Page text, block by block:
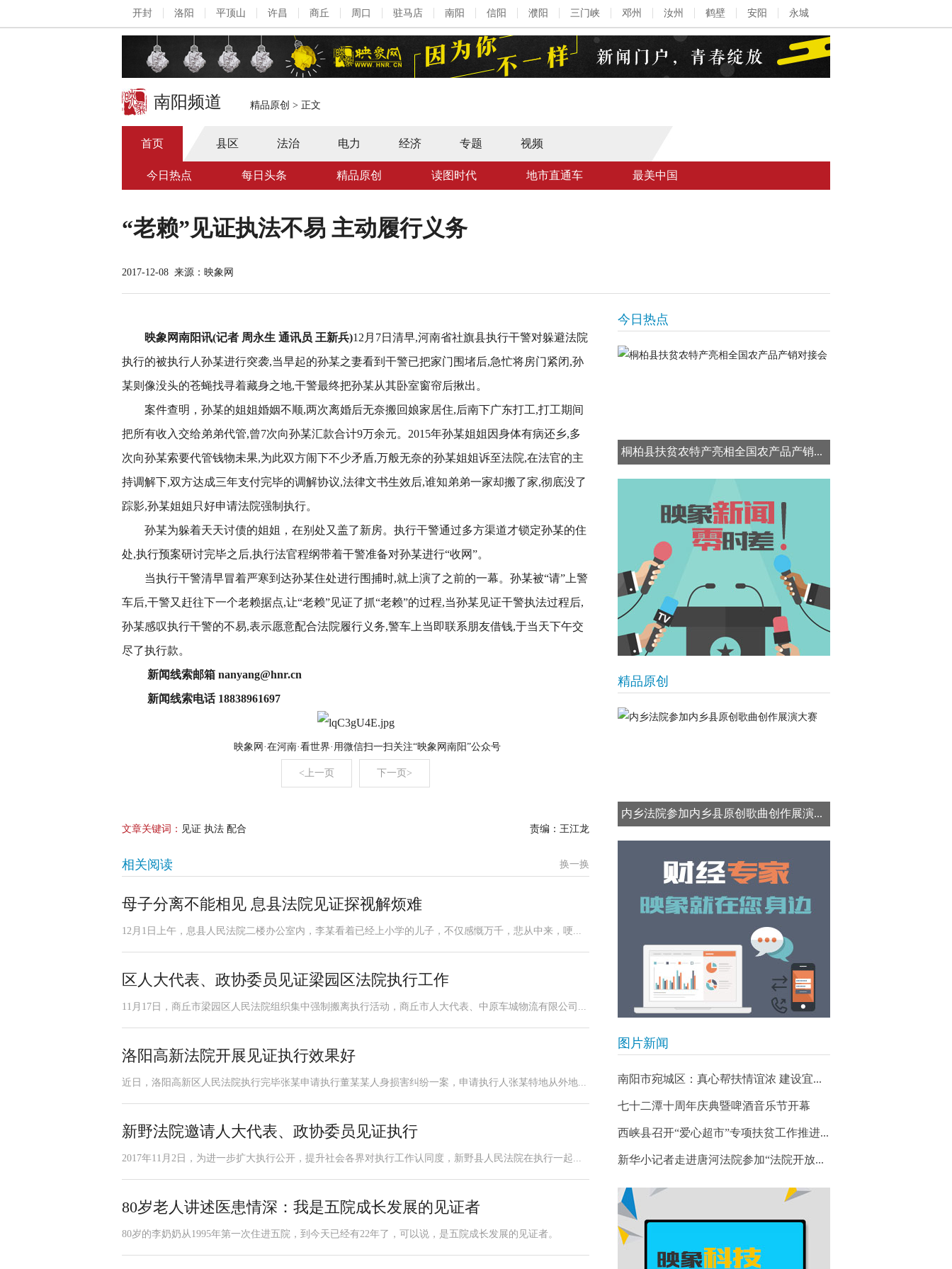
开封 洛阳 平顶山 许昌 商丘 周口 驻马店 南阳 信阳 濮阳 三门峡 邓州 汝州 鹤壁 安阳 永城
南阳频道 精品原创 > 正文
首页 县区 法治 电力 经济 专题 视频
今日热点 每日头条 精品原创 读图时代 地市直通车 最美中国
“老赖”见证执法不易 主动履行义务
2017-12-08 来源：映象网
映象网南阳讯(记者 周永生 通讯员 王新兵)12月7日清早,河南省社旗县执行干警对躲避法院
执行的被执行人孙某进行突袭,当早起的孙某之妻看到干警已把家门围堵后,急忙将房门紧闭,孙
某则像没头的苍蝇找寻着藏身之地,干警最终把孙某从其卧室窗帘后揪出。
案件查明，孙某的姐姐婚姻不顺,两次离婚后无奈搬回娘家居住,后南下广东打工,打工期间
把所有收入交给弟弟代管,曾7次向孙某汇款合计9万余元。2015年孙某姐姐因身体有病还乡,多
次向孙某索要代管钱物未果,为此双方闹下不少矛盾,万般无奈的孙某姐姐诉至法院,在法官的主
持调解下,双方达成三年支付完毕的调解协议,法律文书生效后,谁知弟弟一家却搬了家,彻底没了
踪影,孙某姐姐只好申请法院强制执行。
孙某为躲着天天讨债的姐姐，在别处又盖了新房。执行干警通过多方渠道才锁定孙某的住
处,执行预案研讨完毕之后,执行法官程纲带着干警准备对孙某进行“收网”。
当执行干警清早冒着严寒到达孙某住处进行围捕时,就上演了之前的一幕。 孙某被“请”上警
车后,干警又赶往下一个老赖据点,让“老赖”见证了抓“老赖”的过程,当孙某见证干警执法过程后,
孙某感叹执行干警的不易,表示愿意配合法院履行义务,警车上当即联系朋友借钱,于当天下午交
尽了执行款。
新闻线索邮箱 nanyang@hnr.cn
新闻线索电话 18838961697
映象网·在河南·看世界·用微信扫一扫关注“映象网南阳”公众号
<上一页 下一页>
文章关键词： 见证 执法 配合 责编：王江龙
相关阅读 换一换
母子分离不能相见 息县法院见证探视解烦难
12月1日上午，息县人民法院二楼办公室内，李某看着已经上小学的儿子，不仅感慨万千，悲从中来，哽...
区人大代表、政协委员见证梁园区法院执行工作
11月17日，商丘市梁园区人民法院组织集中强制搬离执行活动，商丘市人大代表、中原车城物流有限公司...
洛阳高新法院开展见证执行效果好
近日，洛阳高新区人民法院执行完毕张某申请执行董某某人身损害纠纷一案，申请执行人张某特地从外地...
新野法院邀请人大代表、政协委员见证执行
2017年11月2日，为进一步扩大执行公开，提升社会各界对执行工作认同度，新野县人民法院在执行一起...
80岁老人讲述医患情深：我是五院成长发展的见证者
80岁的李奶奶从1995年第一次住进五院，到今天已经有22年了，可以说，是五院成长发展的见证者。
今日热点
桐柏县扶贫农特产亮相全国农产品产销...
精品原创
内乡法院参加内乡县原创歌曲创作展演...
图片新闻
南阳市宛城区：真心帮扶情谊浓 建设宜...
七十二潭十周年庆典暨啤酒音乐节开幕
西峡县召开“爱心超市”专项扶贫工作推进...
新华小记者走进唐河法院参加“法院开放...